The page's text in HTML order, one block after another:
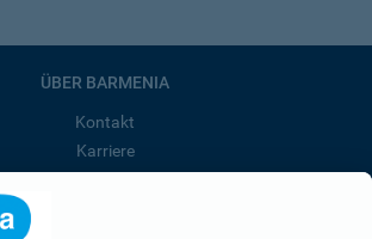
ÜBER BARMENIA
Kontakt
Karriere